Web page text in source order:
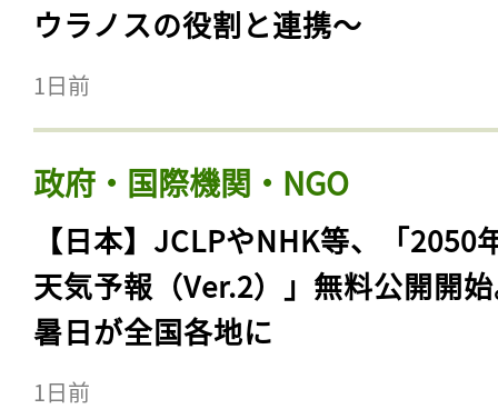
ウラノスの役割と連携〜
1日前
政府・国際機関・NGO
【日本】JCLPやNHK等、「2050
天気予報（Ver.2）」無料公開開
暑日が全国各地に
1日前